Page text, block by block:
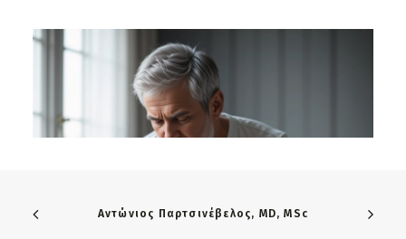
Αντώνιος Παρτσινέβελος, MD, MSc